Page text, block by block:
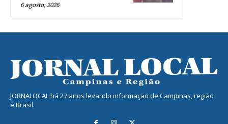
6 agosto, 2026
JORNALOCAL há 27 anos levando informação de Campinas, região
e Brasil.